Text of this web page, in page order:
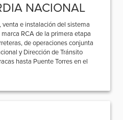
NACIONAL
venta e instalación del sistema
RCA de la primera etapa
de operaciones conjunta
y Dirección de Tránsito
hasta Puente Torres en el